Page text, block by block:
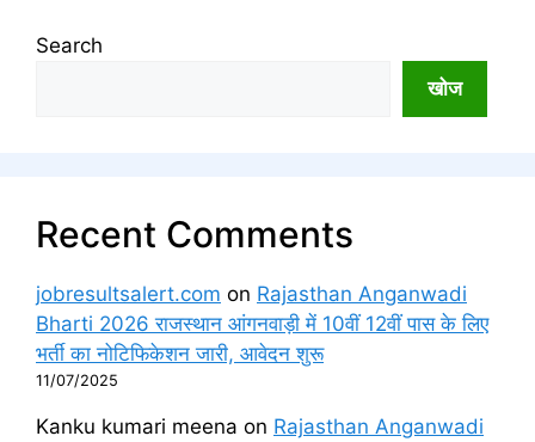
Search
खोज
Recent Comments
jobresultsalert.com on Rajasthan Anganwadi
Bharti 2026 राजस्थान आंगनवाड़ी में 10वीं 12वीं पास के लिए
भर्ती का नोटिफिकेशन जारी, आवेदन शुरू
11/07/2025
Kanku kumari meena on Rajasthan Anganwadi